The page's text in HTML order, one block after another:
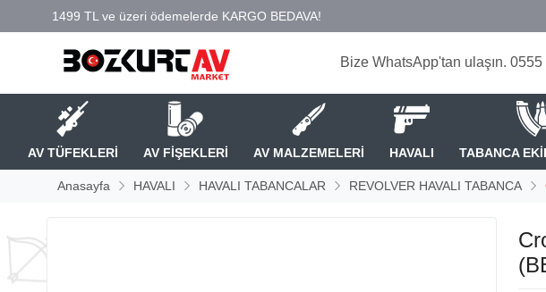
Bize WhatsApp'tan ulaşın.
AV TÜFEKLERİ AV FİŞEKLERİ AV MALZEMELERİ HAVALI TABANCA
Anasayfa HAVALI HAVALI TABANCALAR REVOLVER HAVALI TABANCA